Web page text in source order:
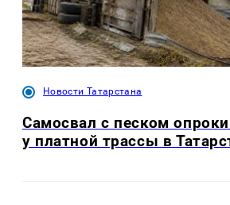
Новости Татарстана
Самосвал с песком
у платной трассы в